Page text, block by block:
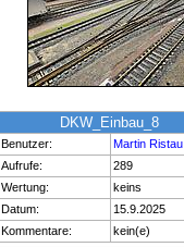
DKW_Einbau_8
Benutzer:
Martin Ristau
Aufrufe:
289
Wertung:
keins
Datum:
15.9.2025
Kommentare:
kein(e)